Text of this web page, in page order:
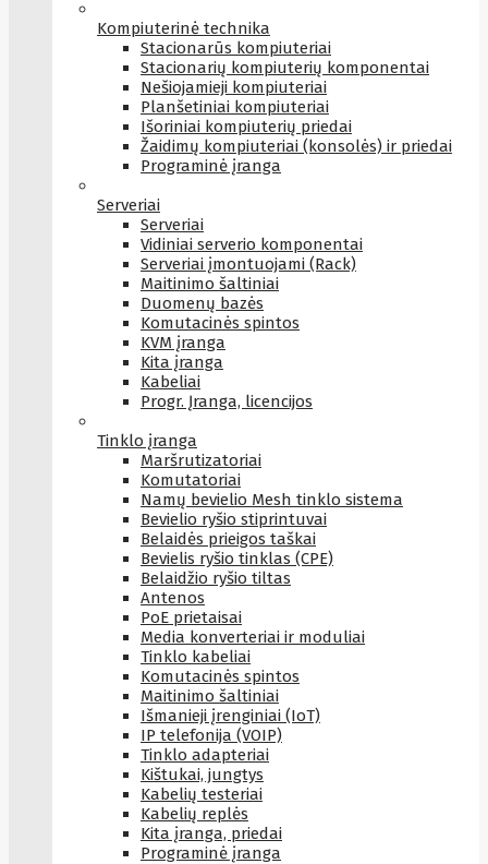
Kompiuterinė technika
Stacionarūs kompiuteriai
Stacionarių kompiuterių komponentai
Nešiojamieji kompiuteriai
Planšetiniai kompiuteriai
Išoriniai kompiuterių priedai
Žaidimų kompiuteriai (konsolės) ir priedai
Programinė įranga
Serveriai
Serveriai
Vidiniai serverio komponentai
Serveriai įmontuojami (Rack)
Maitinimo šaltiniai
Duomenų bazės
Komutacinės spintos
KVM įranga
Kita įranga
Kabeliai
Progr. Įranga, licencijos
Tinklo įranga
Maršrutizatoriai
Komutatoriai
Namų bevielio Mesh tinklo sistema
Bevielio ryšio stiprintuvai
Belaidės prieigos taškai
Bevielis ryšio tinklas (CPE)
Belaidžio ryšio tiltas
Antenos
PoE prietaisai
Media konverteriai ir moduliai
Tinklo kabeliai
Komutacinės spintos
Maitinimo šaltiniai
Išmanieji įrenginiai (IoT)
IP telefonija (VOIP)
Tinklo adapteriai
Kištukai, jungtys
Kabelių testeriai
Kabelių replės
Kita įranga, priedai
Programinė įranga